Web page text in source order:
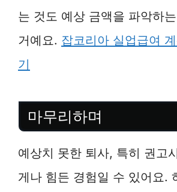
는 것도 예상 금액을 파악하
거예요. 잡코리아 실업급여
기
마무리하며
예상치 못한 퇴사, 특히 권고
게나 힘든 경험일 수 있어요.